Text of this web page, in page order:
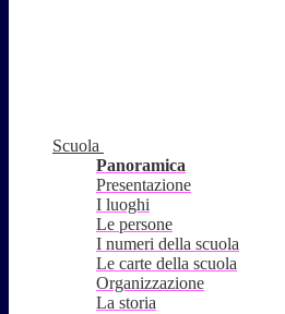
Scuola
Panoramica
Presentazione
I luoghi
Le persone
I numeri della scuola
Le carte della scuola
Organizzazione
La storia